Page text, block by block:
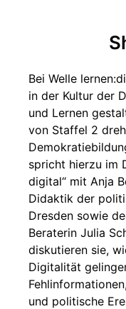
Bei Welle
in der Kultur der
und Lernen
von Staffel 2
spricht hierzu im
digital“ mit Anja
Didaktik der
Dresden sowie
Beraterin Julia
diskutieren sie,
Digitalität
und politische